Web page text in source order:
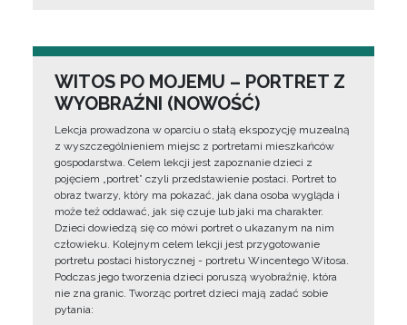
WITOS PO MOJEMU – PORTRET Z
WYOBRAŹNI (NOWOŚĆ)
Lekcja prowadzona w oparciu o stałą ekspozycję muzealną
z wyszczególnieniem miejsc z portretami mieszkańców
gospodarstwa. Celem lekcji jest zapoznanie dzieci z
pojęciem „portret” czyli przedstawienie postaci. Portret to
obraz twarzy, który ma pokazać, jak dana osoba wygląda i
może też oddawać, jak się czuje lub jaki ma charakter.
Dzieci dowiedzą się co mówi portret o ukazanym na nim
człowieku. Kolejnym celem lekcji jest przygotowanie
portretu postaci historycznej - portretu Wincentego Witosa.
Podczas jego tworzenia dzieci poruszą wyobraźnię, która
nie zna granic. Tworząc portret dzieci mają zadać sobie
pytania: